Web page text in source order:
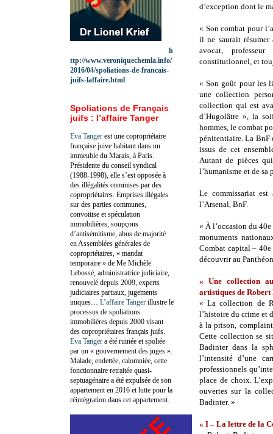
d’exception dont le
« Son combat pour
il ne saurait
avocat,
constitutionnel, et
« Son goût pour les
une collection
collection qui est
d’Hugolâtre », la
hommes, le combat
pénitentiaire. La BnF
issus de cet
Autant de pièces
l’humanisme et de
Le commissariat
l’Arsenal, BnF.
« À l’occasion du
monuments
Combat capital –
découvrir au
« Une collection
artistiques de
« La collection de
l’histoire du crime et
à la prison,
Cette collection se
Badinter dans la
l’intensité d’une
professionnels
place de choix.
ouvertes sur la
Badinter. »
« I – La lettre de la
h
ttp://www.veroniquechemla.info/
2016/04/spoliations-de-francais-
juifs-laffaire.html
Spoliations de Français
juifs : l’affaire Tanger
Eva Tanger est une copropriétaire
française juive habitant dans un
immeuble du Marais, à Paris.
Présidente du conseil syndical
(1988-1998), elle s’est opposée à
des illégalités commises par des
copropriétaires. Emprises illégales
sur des parties communes,
convoitise et spéculation
immobilières, soupçons
d’antisémitisme, abus de majorité
en Assemblées générales de
copropriétaires, « mandat
temporaire » de Me Michèle
Lebossé, administratrice judiciaire,
renouvelé depuis 2009, experts
judiciaires partiaux, jugements
iniques… L’affaire Tanger illustre le
processus de spoliations
immobilières depuis 2000 visant
des copropriétaires français juifs.
Eva Tanger a été ruinée et spoliée
par un « gouvernement des juges ».
Malade, endettée, calomniée, cette
fonctionnaire retraitée quasi-
septuagénaire a été expulsée de son
appartement en 2016 et lutte pour la
réintégration dans cet appartement.